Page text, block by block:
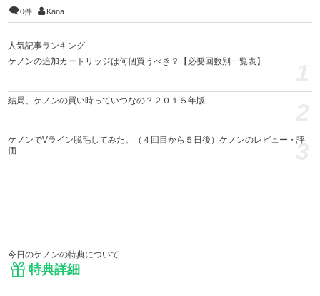
0件 Kana
人気記事ランキング
ケノンの追加カートリッジは何個買うべき？【必要回数別一覧表】
結局、ケノンの買い時っていつなの？２０１５年版
ケノンでVライン脱毛してみた。（４回目から５日後）ケノンのレビュー・評
価
3
今日のケノンの特典について
特典詳細